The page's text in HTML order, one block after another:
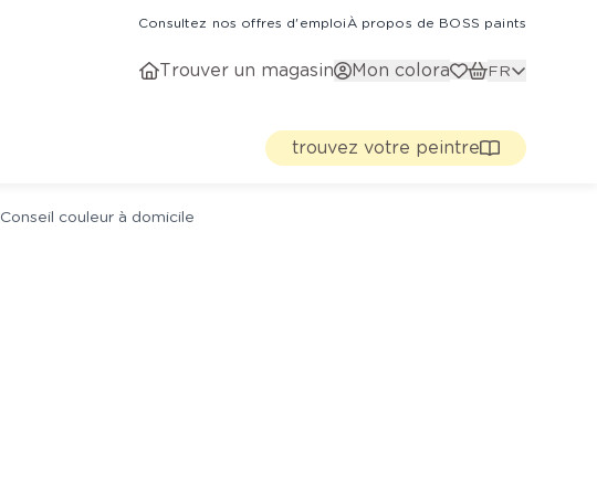
Consultez nos offres d'emploiÀ propos de BOSS paints
Trouver un magasin Mon colora FR
trouvez votre peintre
Conseil couleur à domicile